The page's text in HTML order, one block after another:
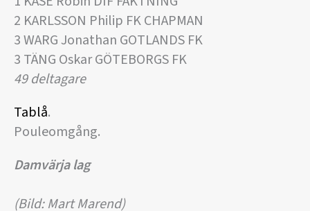
2 KARLSSON Philip FK CHAPMAN
3 WARG Jonathan GOTLANDS FK
3 TÄNG Oskar GÖTEBORGS FK
49 deltagare
Tablå.
Pouleomgång.
Damvärja lag
(Bild: Mart Marend)